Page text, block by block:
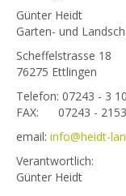
Günter Heidt
Garten- und
Scheffelstrasse 18
76275 Ettlingen
Telefon: 07243
FAX: 07243 -
email: info@heidt-
Verantwortlich:
Günter Heidt